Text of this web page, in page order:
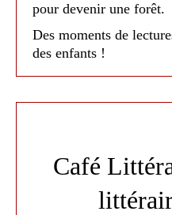
Chaque année, la
pour devenir une forêt.
Des moments de
des enfants !
Café